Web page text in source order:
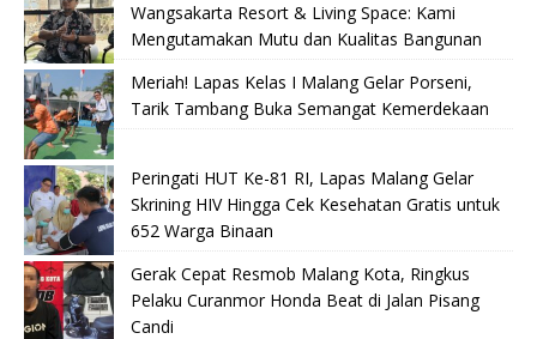
Wangsakarta Resort & Living Space: Kami
Mengutamakan Mutu dan Kualitas Bangunan
Meriah! Lapas Kelas I Malang Gelar Porseni,
Tarik Tambang Buka Semangat Kemerdekaan
Peringati HUT Ke-81 RI, Lapas Malang Gelar
Skrining HIV Hingga Cek Kesehatan Gratis untuk
652 Warga Binaan
Gerak Cepat Resmob Malang Kota, Ringkus
Pelaku Curanmor Honda Beat di Jalan Pisang
Candi